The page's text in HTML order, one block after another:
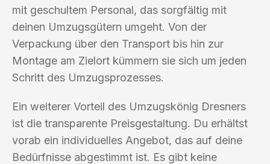
mit geschultem Personal, das sorgfältig mit
deinen Umzugsgütern umgeht. Von der
Verpackung über den Transport bis hin zur
Montage am Zielort kümmern sie sich um jeden
Schritt des Umzugsprozesses.
Ein weiterer Vorteil des Umzugskönig Dresners
ist die transparente Preisgestaltung. Du erhältst
vorab ein individuelles Angebot, das auf deine
Bedürfnisse abgestimmt ist. Es gibt keine